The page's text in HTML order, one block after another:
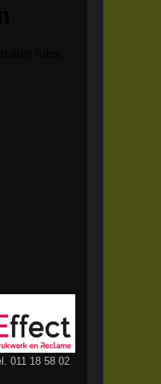
011 18 58 02